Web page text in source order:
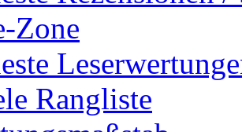
Zone
Rangliste